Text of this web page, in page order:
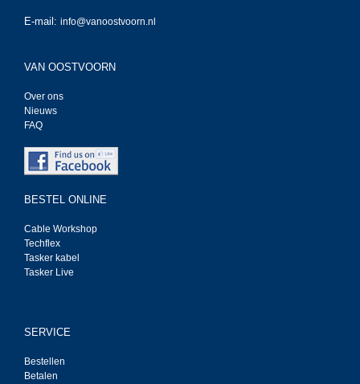
E-mail: info@vanoostvoorn.nl
VAN OOSTVOORN
Over ons
Nieuws
FAQ
BESTEL ONLINE
Cable Workshop
Techflex
Tasker kabel
Tasker Live
SERVICE
Bestellen
Betalen